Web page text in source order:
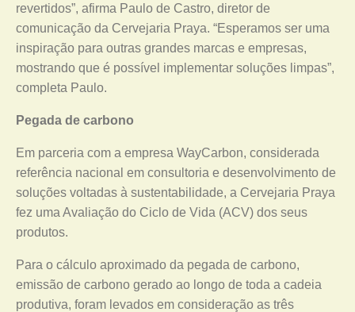
revertidos”, afirma Paulo de Castro, diretor de
comunicação da Cervejaria Praya. “Esperamos ser uma
inspiração para outras grandes marcas e empresas,
mostrando que é possível implementar soluções limpas”,
completa Paulo.
Pegada de carbono
Em parceria com a empresa WayCarbon, considerada
referência nacional em consultoria e desenvolvimento de
soluções voltadas à sustentabilidade, a Cervejaria Praya
fez uma Avaliação do Ciclo de Vida (ACV) dos seus
produtos.
Para o cálculo aproximado da pegada de carbono,
emissão de carbono gerado ao longo de toda a cadeia
produtiva, foram levados em consideração as três